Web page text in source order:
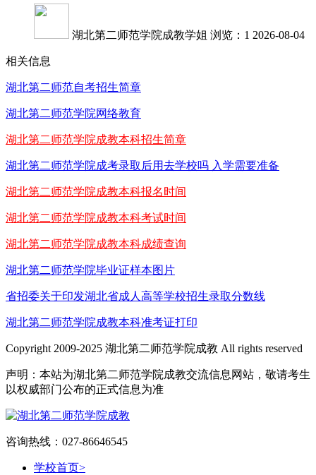
湖北第二师范学院成教学姐 浏览：1 2026-08-04
相关信息
湖北第二师范自考招生简章
湖北第二师范学院网络教育
湖北第二师范学院成教本科招生简章
湖北第二师范学院成考录取后用去学校吗 入学需要准备
湖北第二师范学院成教本科报名时间
湖北第二师范学院成教本科考试时间
湖北第二师范学院成教本科成绩查询
湖北第二师范学院毕业证样本图片
省招委关于印发湖北省成人高等学校招生录取分数线
湖北第二师范学院成教本科准考证打印
Copyright 2009-2025 湖北第二师范学院成教 All rights reserved
声明：本站为湖北第二师范学院成教交流信息网站，敬请考生
以权威部门公布的正式信息为准
咨询热线：027-86646545
学校首页>